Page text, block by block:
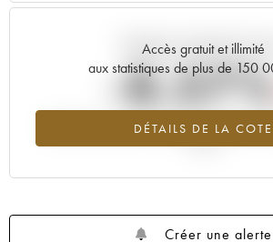
Accès gratuit et illimité
aux statistiques de plus de 150
DÉTAILS DE LA COTE
Tendance actuelle de la
-
Tendance à la baisse du millésime 2000 en
Créer une alerte